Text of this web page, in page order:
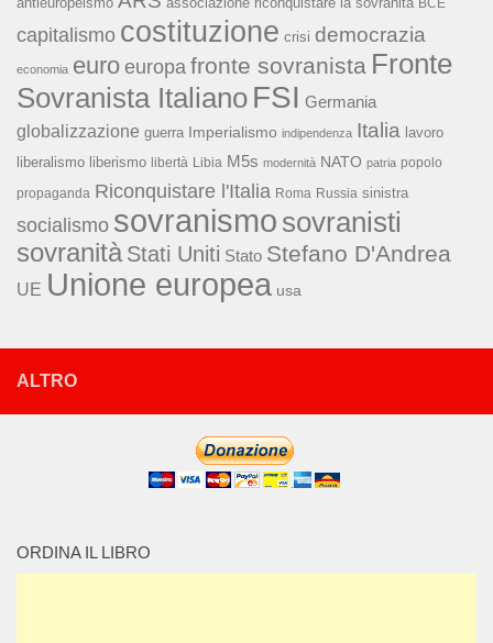
capitalismo costituzione crisi democrazia
economia euro europa fronte sovranista Fronte
Sovranista Italiano FSI Germania
globalizzazione guerra Imperialismo indipendenza Italia lavoro
liberalismo liberismo libertà Libia M5s modernità NATO patria popolo
propaganda Riconquistare l'Italia Roma Russia sinistra
socialismo sovranismo sovranisti
sovranità Stati Uniti Stato Stefano D'Andrea
UE Unione europea usa
ALTRO
ORDINA IL LIBRO